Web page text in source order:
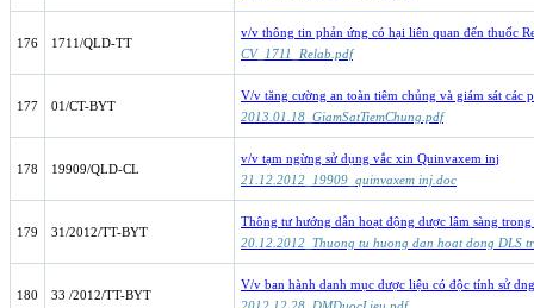
176 1711/QLD-TT
v/v thông tin phản ứng có hại liên quan đến thuốc
CV_1711_Relab.pdf
177 01/CT-BYT
V/v tăng cường an toàn tiêm chủng và giám sát các
2013.01.18_GiamSatTiemChung.pdf
178 19909/QLD-CL
v/v tạm ngừng sử dụng vắc xin Quinvaxem inj
21.12.2012_19909_quinvaxem inj.doc
179 31/2012/TT-BYT
Thông tư hướng dẫn hoạt động dược lâm sàng
20.12.2012_Thuong tu huong dan hoat dong DLS
180 33 /2012/TT-BYT
V/v ban hành danh mục dược liệu có độc tính sử